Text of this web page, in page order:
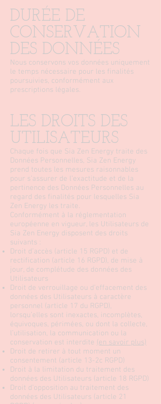
DURÉE DE
CONSERVATION
DES DONNÉES
Nous conservons vos données uniquement
le temps nécessaire pour les finalités
poursuivies, conformément aux
prescriptions légales.
LES DROITS DES
UTILISATEURS
Chaque fois que Sia Zen Energy traite des
Données Personnelles, Sia Zen Energy
prend toutes les mesures raisonnables
pour s’assurer de l’exactitude et de la
pertinence des Données Personnelles au
regard des finalités pour lesquelles Sia
Zen Energy les traite.
Conformément à la réglementation
européenne en vigueur, les Utilisateurs de
Sia Zen Energy disposent des droits
suivants :
Droit d’accès (article 15 RGPD) et de
rectification (article 16 RGPD), de mise à
jour, de complétude des données des
Utilisateurs
Droit de verrouillage ou d’effacement des
données des Utilisateurs à caractère
personnel (article 17 du RGPD),
lorsqu’elles sont inexactes, incomplètes,
équivoques, périmées, ou dont la collecte,
l’utilisation, la communication ou la
conservation est interdite (en savoir plus)
Droit de retirer à tout moment un
consentement (article 13-2c RGPD)
Droit à la limitation du traitement des
données des Utilisateurs (article 18 RGPD)
Droit d’opposition au traitement des
données des Utilisateurs (article 21